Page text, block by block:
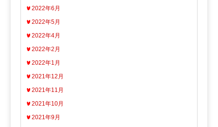
2022年6月
2022年5月
2022年4月
2022年2月
2022年1月
2021年12月
2021年11月
2021年10月
2021年9月